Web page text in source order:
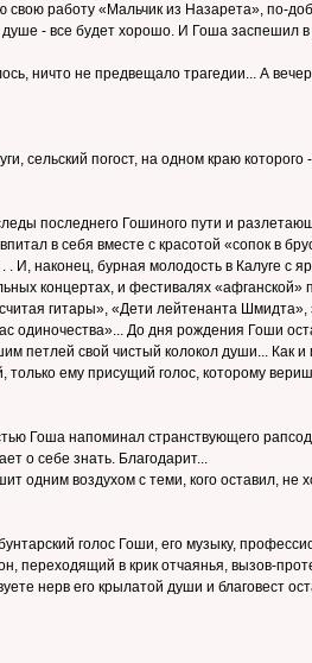
работу «Мальчик из Назарета», по-
- все будет хорошо. И Гоша заспешил в
ничто не предвещало трагедии... А
сельский погост, на одном краю
последнего Гошиного пути и
в себя вместе с красотой «сопок в
наконец, бурная молодость в Калуге с
концертах, и фестивалях
гитары», «Дети лейтенанта
одиночества»... До дня рождения Гоши
петлей свой чистый колокол души...
ему присущий голос, которому
Гоша напоминал странствующего
о себе знать. Благодарит...
одним воздухом с теми, кого оставил,
голос Гоши, его музыку,
переходящий в крик отчаянья, вызов-
нерв его крылатой души и благовест